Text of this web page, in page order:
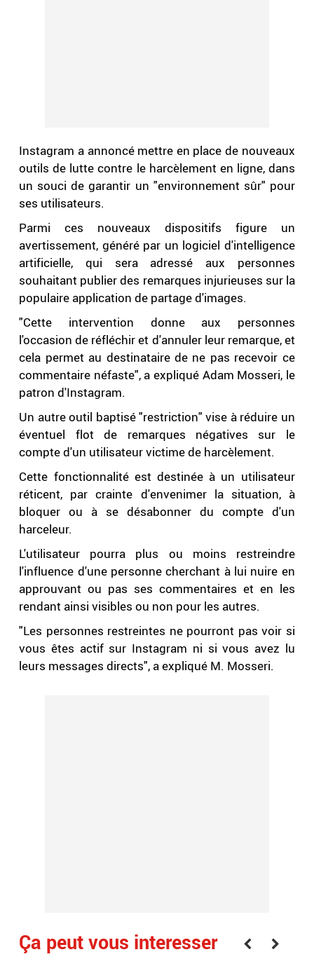
Instagram a annoncé mettre en place de nouveaux
outils de lutte contre le harcèlement en ligne, dans
un souci de garantir un "environnement sûr" pour
ses utilisateurs.
Parmi ces nouveaux dispositifs figure un
avertissement, généré par un logiciel d'intelligence
artificielle, qui sera adressé aux personnes
souhaitant publier des remarques injurieuses sur la
populaire application de partage d'images.
"Cette intervention donne aux personnes
l'occasion de réfléchir et d'annuler leur remarque, et
cela permet au destinataire de ne pas recevoir ce
commentaire néfaste", a expliqué Adam Mosseri, le
patron d'Instagram.
Un autre outil baptisé "restriction" vise à réduire un
éventuel flot de remarques négatives sur le
compte d'un utilisateur victime de harcèlement.
Cette fonctionnalité est destinée à un utilisateur
réticent, par crainte d'envenimer la situation, à
bloquer ou à se désabonner du compte d'un
harceleur.
L'utilisateur pourra plus ou moins restreindre
l'influence d'une personne cherchant à lui nuire en
approuvant ou pas ses commentaires et en les
rendant ainsi visibles ou non pour les autres.
"Les personnes restreintes ne pourront pas voir si
vous êtes actif sur Instagram ni si vous avez lu
leurs messages directs", a expliqué M. Mosseri.
Ça peut vous interesser